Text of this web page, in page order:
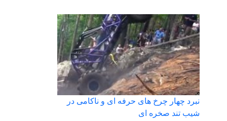
نبرد چهار چرخ های حرفه ای و ناکامی در
شیب تند صخره ای